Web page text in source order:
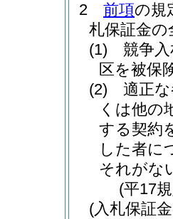
2
前項の規
札保証金
(1)
競争
区を被保
(2)
適正
くは他の
する契約
した者に
それがな
(平17
(入札保証